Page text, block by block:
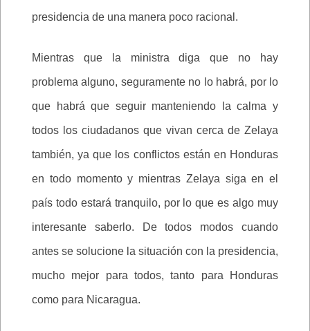
presidencia de una manera poco racional.
Mientras que la ministra diga que no hay
problema alguno, seguramente no lo habrá, por lo
que habrá que seguir manteniendo la calma y
todos los ciudadanos que vivan cerca de Zelaya
también, ya que los conflictos están en Honduras
en todo momento y mientras Zelaya siga en el
país todo estará tranquilo, por lo que es algo muy
interesante saberlo. De todos modos cuando
antes se solucione la situación con la presidencia,
mucho mejor para todos, tanto para Honduras
como para Nicaragua.